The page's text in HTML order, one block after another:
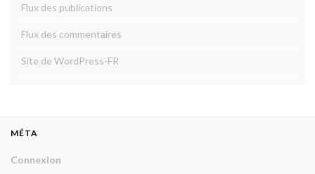
Flux des publications
Flux des commentaires
Site de WordPress-FR
MÉTA
Connexion